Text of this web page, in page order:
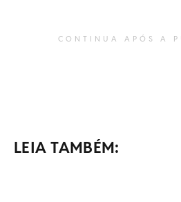
CONTINUA APÓS A
LEIA TAMBÉM: